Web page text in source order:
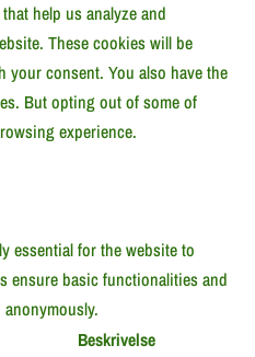
help us analyze and
These cookies will be
consent. You also have the
But opting out of some of
experience.
essential for the website to
ensure basic functionalities and
Beskrivelse